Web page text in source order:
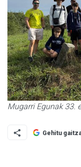
Mugarri Egunak 33.
Gehitu